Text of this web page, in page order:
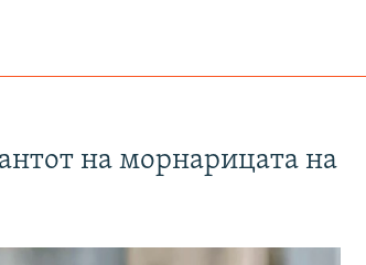
на морнарицата на